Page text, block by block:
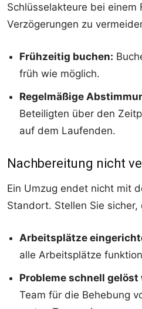
Schlüsselakteure bei einem
Verzögerungen zu
Frühzeitig buchen:
früh wie möglich.
Regelmäßige
Beteiligten über den
auf dem Laufenden.
Nachbereitung nicht
Ein Umzug endet nicht mit
Standort. Stellen Sie sicher,
Arbeitsplätze
alle Arbeitsplätze
Probleme schnell gelöst
Team für die Behebung